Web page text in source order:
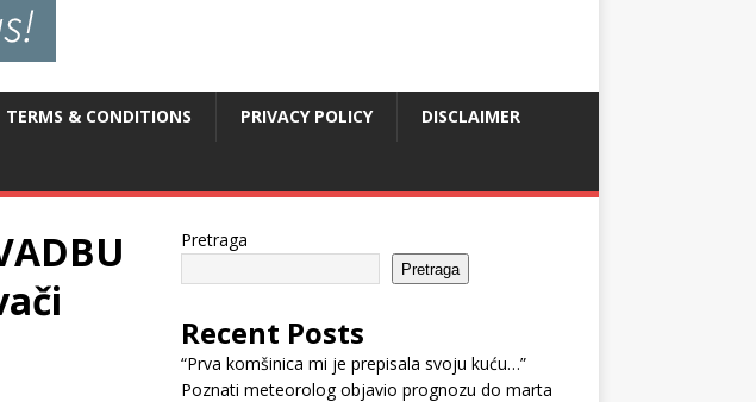
TERMS & CONDITIONS PRIVACY POLICY DISCLAIMER
Pretraga
Pretraga
Recent Posts
“Prva komšinica mi je prepisala svoju kuću…”
Poznati meteorolog objavio prognozu do marta